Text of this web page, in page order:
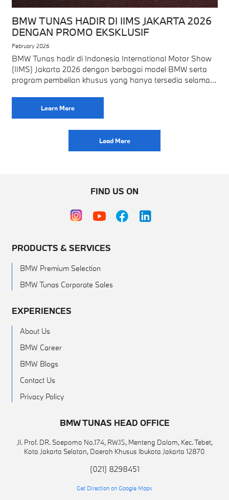
BMW TUNAS HADIR DI IIMS JAKARTA 2026
DENGAN PROMO EKSKLUSIF
February 2026
BMW Tunas hadir di Indonesia International Motor Show
(IIMS) Jakarta 2026 dengan berbagai model BMW serta
program pembelian khusus yang hanya tersedia selama
Learn More
Load More
FIND US ON
PRODUCTS & SERVICES
BMW Premium Selection
BMW Tunas Corporate Sales
EXPERIENCES
About Us
BMW Career
BMW Blogs
Contact Us
Privacy Policy
BMW TUNAS HEAD OFFICE
Jl. Prof. DR. Soepomo No.174, RW.15, Menteng Dalam, Kec. Tebet,
Kota Jakarta Selatan, Daerah Khusus Ibukota Jakarta 12870
(021) 8298451
Get Direction on Google Maps